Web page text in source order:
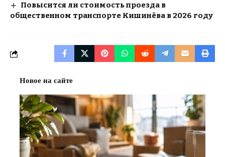
Повысится ли стоимость проезда в
общественном транспорте Кишинёва в 2026 году
Новое на сайте